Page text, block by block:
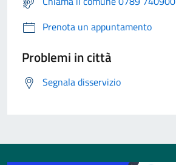
Prenota un appuntamento
Problemi in città
Segnala disservizio